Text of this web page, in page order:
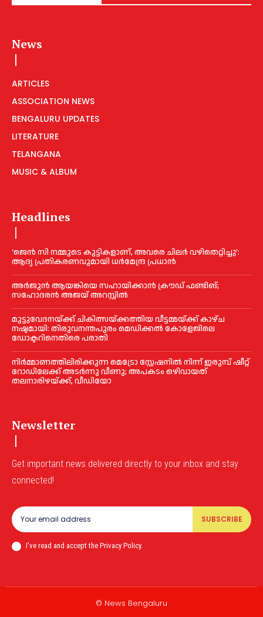
News
ARTICLES
ASSOCIATION NEWS
BENGALURU UPDATES
LITERATURE
TELANGANA
MUSIC & ALBUM
Headlines
‘ജെൻ സി നമ്മുടെ കുട്ടികളാണ്, അവരെ ചിലര്‍ വഴിതെറ്റിച്ചു’:
ആദ്യ പ്രതികരണവുമായി ധര്‍മേന്ദ്ര പ്രധാൻ
അര്‍ജുന്‍ ആയങ്കിയെ സഹായിക്കാൻ ക്രൗഡ് ഫണ്ടിങ്;
സഹോദരന്‍ അജയ് അറസ്റ്റില്‍
മുട്ടുവേദനയ്ക്ക് ചികിത്സയ്ക്കത്തിയ വീട്ടമ്മയ്ക്ക് കാഴ്ച
നഷ്ടമായി: തിരുവനന്തപുരം മെഡിക്കല്‍ കോളേജിലെ
ഡോക്ടറിനെതിരെ പരാതി
നിർമ്മാണത്തിലിരിക്കുന്ന മെട്രോ സ്റ്റേഷനിൽ നിന്ന് ഇരുമ്പ് ഷീറ്റ്
റോഡിലേക്ക് അടർന്നു വീണു; അപകടം ഒഴിവായത്
തലനാരിഴയ്ക്ക്, വീഡിയോ
Newsletter
Get important news delivered directly to your inbox and stay
connected!
SUBSCRIBE
I've read and accept the Privacy Policy.
© News Bengaluru